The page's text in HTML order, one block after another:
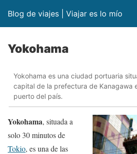
Blog de viajes | Viajar es lo mío
Yokohama
Yokohama es una ciudad portuaria
capital de la prefectura de Kanagawa
puerto del país.
Yokohama, situada a
solo 30 minutos de
Tokio, es una de las